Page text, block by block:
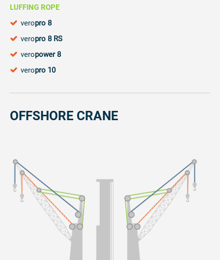
LUFFING ROPE
veropro 8
veropro 8 RS
veropower 8
veropro 10
OFFSHORE CRANE